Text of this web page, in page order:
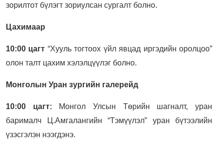
зорилтот бүлэгт зориулсан сургалт болно.
Цахимаар
10:00 цагт “Хууль тогтоох үйл явцад иргэдийн оролцоо”
олон талт цахим хэлэлцүүлэг болно.
Монголын Уран зургийн галерейд
10:00 цагт: Монгол Улсын Төрийн шагналт, уран
барималч Ц.Амгалангийн “Тэмүүлэл” уран бүтээлийн
үзэсгэлэн нээгдэнэ.